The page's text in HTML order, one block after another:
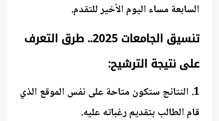
السابعة مساء اليوم الأخير للتقدم.
تنسيق الجامعات 2025.. طرق التعرف
على نتيجة الترشيح:
1. النتائج ستكون متاحة على نفس الموقع الذي
قام الطالب بتقديم رغباته عليه.